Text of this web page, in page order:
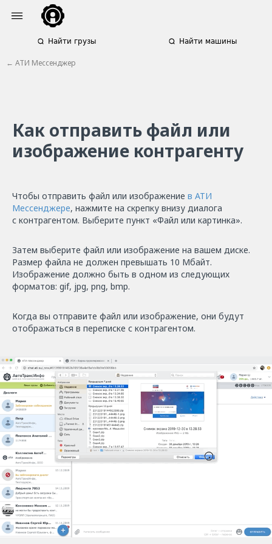
Найти грузы Найти машины
← АТИ Мессенджер
Как отправить файл или
изображение контрагенту
Чтобы отправить файл или изображение в АТИ
Мессенджере, нажмите на скрепку внизу диалога
с контрагентом. Выберите пункт «Файл или картинка».
Затем выберите файл или изображение на вашем диске.
Размер файла не должен превышать 10 Мбайт.
Изображение должно быть в одном из следующих
форматов: gif, jpg, png, bmp.
Когда вы отправите файл или изображение, они будут
отображаться в переписке с контрагентом.